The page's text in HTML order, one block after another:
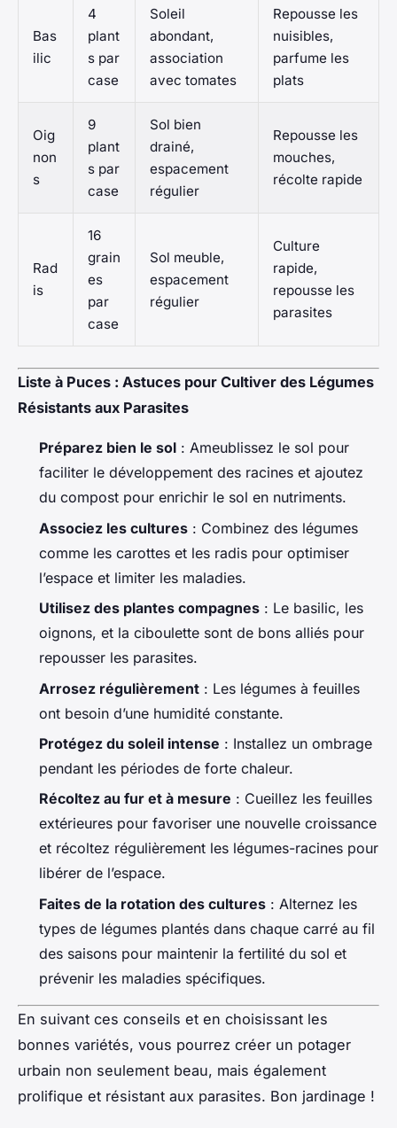
Bas
ilic
4
plant
s par
case
Soleil
abondant,
association
avec tomates
Repousse les
nuisibles,
parfume les
plats
Oig
non
s
9
plant
s par
case
Sol bien
drainé,
espacement
régulier
Repousse les
mouches,
récolte rapide
Rad
is
16
grain
es
par
case
Sol meuble,
espacement
régulier
Culture
rapide,
repousse les
parasites
Liste à Puces : Astuces pour Cultiver des Légumes
Résistants aux Parasites
Préparez bien le sol : Ameublissez le sol pour
faciliter le développement des racines et ajoutez
du compost pour enrichir le sol en nutriments.
Associez les cultures : Combinez des légumes
comme les carottes et les radis pour optimiser
l’espace et limiter les maladies.
Utilisez des plantes compagnes : Le basilic, les
oignons, et la ciboulette sont de bons alliés pour
repousser les parasites.
Arrosez régulièrement : Les légumes à feuilles
ont besoin d’une humidité constante.
Protégez du soleil intense : Installez un ombrage
pendant les périodes de forte chaleur.
Récoltez au fur et à mesure : Cueillez les feuilles
extérieures pour favoriser une nouvelle croissance
et récoltez régulièrement les légumes-racines pour
libérer de l’espace.
Faites de la rotation des cultures : Alternez les
types de légumes plantés dans chaque carré au fil
des saisons pour maintenir la fertilité du sol et
prévenir les maladies spécifiques.
En suivant ces conseils et en choisissant les
bonnes variétés, vous pourrez créer un potager
urbain non seulement beau, mais également
prolifique et résistant aux parasites. Bon jardinage !